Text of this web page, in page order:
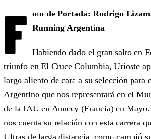
F
oto de Portada: Rodrigo
Running Argentina
Habiendo dado el gran salto en
triunfo en El Cruce Columbia, Urioste
largo aliento de cara a su selección para
Argentino que nos representará en el
de la IAU en Annecy (Francia) en
nos cuenta su relación con esta carrera
Ultras de larga distancia, como cambió